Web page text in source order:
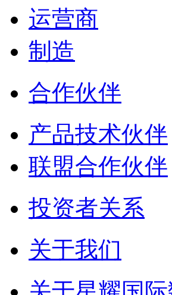
运营商
制造
合作伙伴
产品技术伙伴
联盟合作伙伴
投资者关系
关于我们